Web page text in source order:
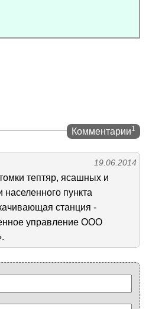
Комментарии1
19.06.2014
тептяр, ясашных и
пункта
станция -
управление ООО